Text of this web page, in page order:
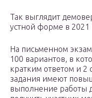
Так выглядит
устной форме в 2021
На письменном
100 вариантов, в
кратким ответом и 2
задания имеют
выполнение работы